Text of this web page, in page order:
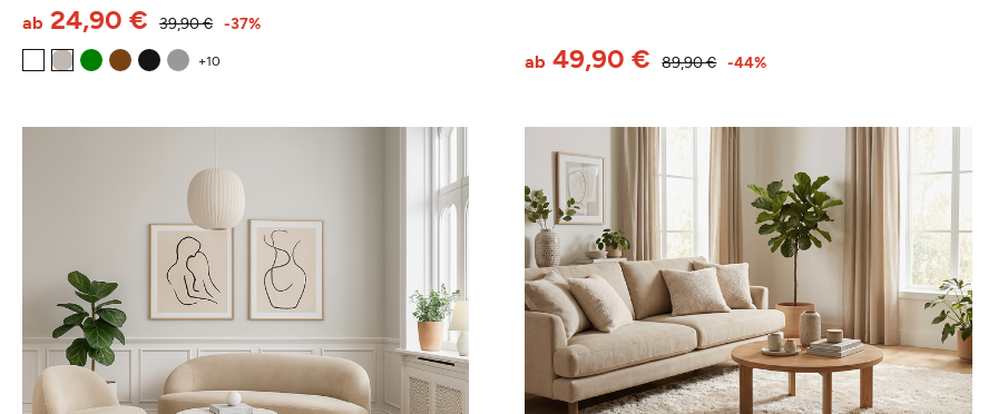
39,90 €
ab 24,90 € -37%
89,90 €
ab 49,90 € -44%